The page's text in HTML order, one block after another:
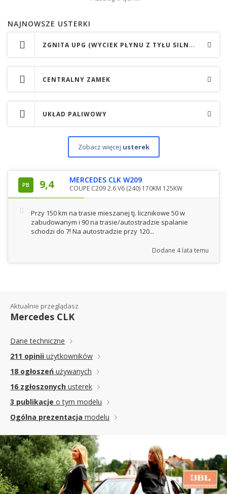
NAJNOWSZE USTERKI
ZGNITA UPG (WYCIEK PŁYNU Z TYŁU SILNIKA)
CENTRALNY ZAMEK
UKŁAD PALIWOWY
Zobacz więcej usterek
PB 9,4 MERCEDES CLK W209
COUPE C209 2.6 V6 (240) 170KM 125KW
Przy 150 km na trasie mieszanej tj. licznikowe 50 w
zabudowanym i 90 na trasie/autostradzie spalanie
schodzi do 7! Na autostradzie przy 120...
Dodane 4 lata temu
Aktualnie przeglądasz
Mercedes CLK
Dane techniczne
211 opinii użytkowników
18 ogłoszeń używanych
16 zgłoszonych usterek
3 publikacje o tym modelu
Ogólna prezentacja modelu